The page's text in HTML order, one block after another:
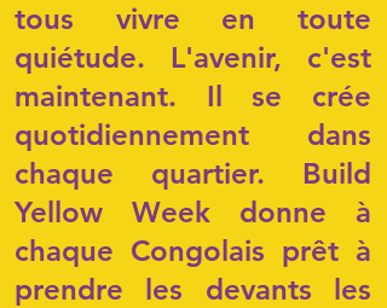
tous vivre en toute
quiétude. L'avenir, c'est
maintenant. Il se crée
quotidiennement dans
chaque quartier. Build
Yellow Week donne à
chaque Congolais prêt à
prendre les devants les